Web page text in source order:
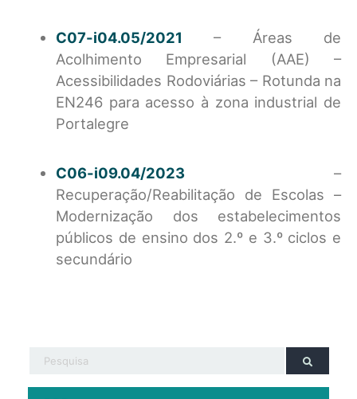
C07-i04.05/2021 – Áreas de
Acolhimento Empresarial (AAE) –
Acessibilidades Rodoviárias – Rotunda na
EN246 para acesso à zona industrial de
Portalegre
C06-i09.04/2023 –
Recuperação/Reabilitação de Escolas –
Modernização dos estabelecimentos
públicos de ensino dos 2.º e 3.º ciclos e
secundário